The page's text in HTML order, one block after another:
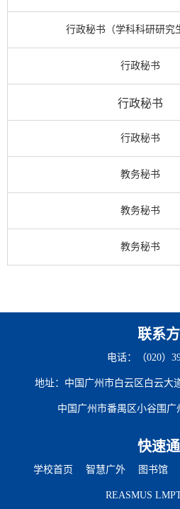
行政秘书（学科科研研究
行政秘书
行政秘书
行政秘书
教务秘书
教务秘书
教务秘书
联系
电话：（020）
地址：中国广州市白云区白云大
中国广州市番禺区小谷围广州
快速
学校首页 智慧广外 图书馆
REASMUS